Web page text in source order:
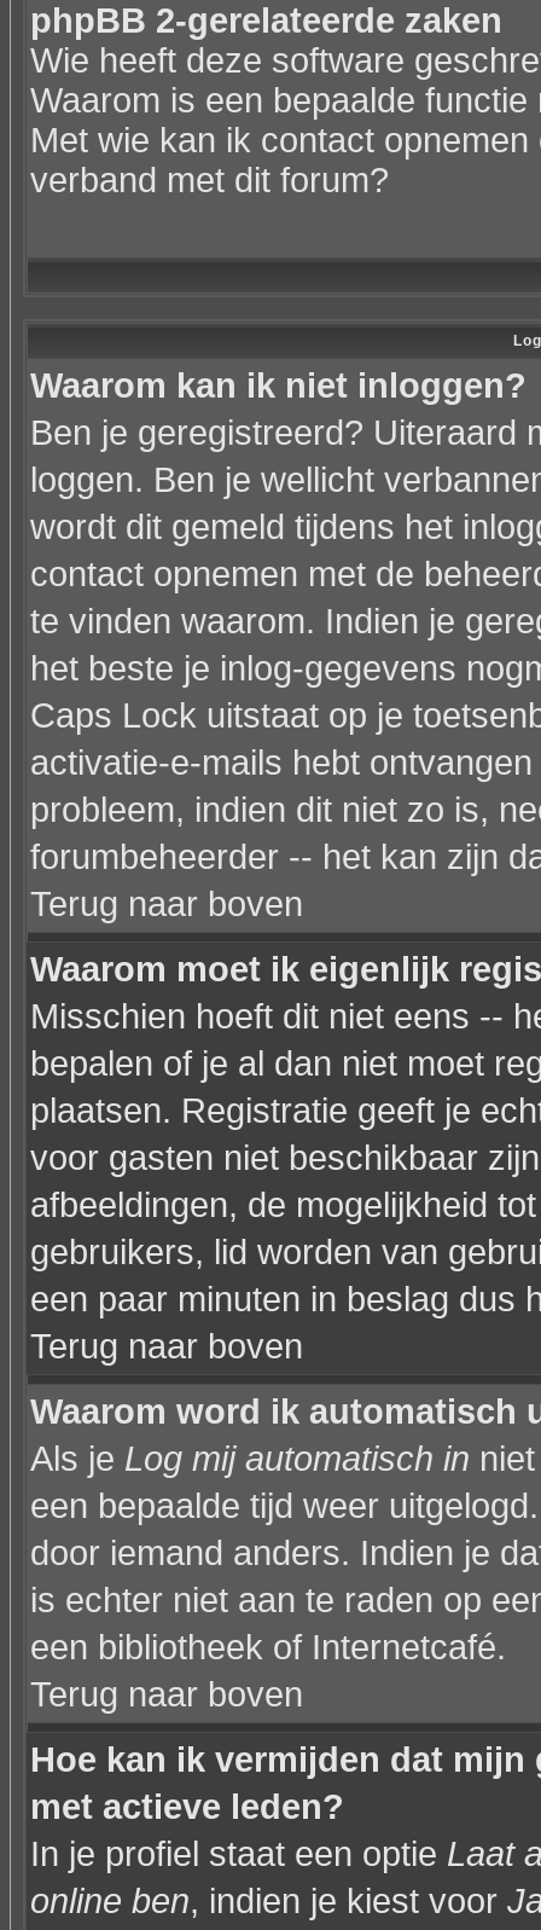
phpBB 2-gerelateerde zaken
Wie heeft deze software
Waarom is een bepaalde
Met wie kan ik contact
verband met dit forum?
Waarom kan ik niet inloggen?
Ben je geregistreerd? Uiteraard
loggen. Ben je wellicht
wordt dit gemeld tijdens het
contact opnemen met de
te vinden waarom. Indien je
het beste je inlog-gegevens
Caps Lock uitstaat op je
activatie-e-mails hebt
probleem, indien dit niet zo is,
forumbeheerder -- het kan zijn
Terug naar boven
Waarom moet ik eigenlijk
Misschien hoeft dit niet eens --
bepalen of je al dan niet moet
plaatsen. Registratie geeft je
voor gasten niet beschikbaar
afbeeldingen, de mogelijkheid
gebruikers, lid worden van
een paar minuten in beslag dus
Terug naar boven
Waarom word ik automatisch
Als je Log mij automatisch in
een bepaalde tijd weer
door iemand anders. Indien je
is echter niet aan te raden op
een bibliotheek of Internetcafé.
Terug naar boven
Hoe kan ik vermijden dat
met actieve leden?
In je profiel staat een optie Laat
online ben, indien je kiest voor